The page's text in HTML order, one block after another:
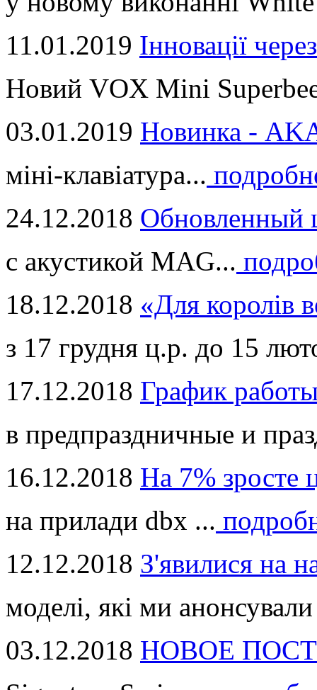
11.01.2019 Інновації
Новий VOX Mini
03.01.2019 Новинка -
міні-клавіатура...
24.12.2018 Обновленный
с акустикой MAG...
18.12.2018 «Для королів
з 17 грудня ц.р. до 15
17.12.2018 График
в предпраздничные и
16.12.2018 На 7% зросте
на прилади dbx ...
12.12.2018 З'явилися на
моделі, які ми
03.12.2018 НОВОЕ